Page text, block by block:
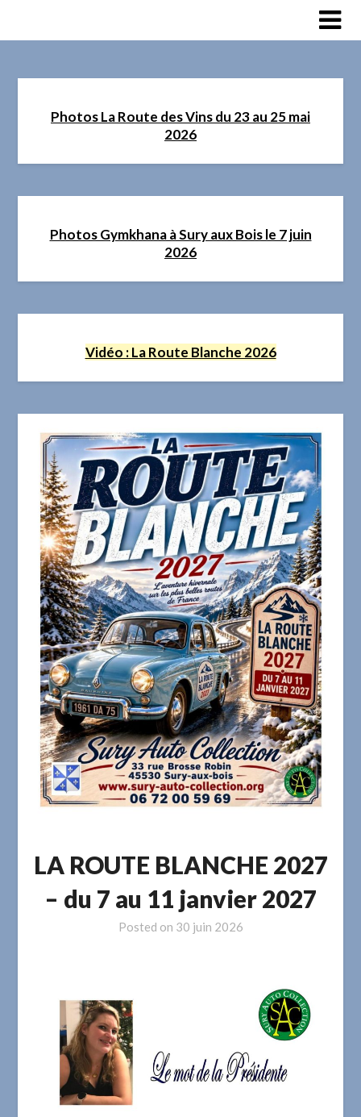
Photos La Route des Vins du 23 au 25 mai
2026
Photos Gymkhana à Sury aux Bois le 7 juin
2026
Vidéo : La Route Blanche 2026
LA ROUTE BLANCHE 2027
– du 7 au 11 janvier 2027
Posted on 30 juin 2026